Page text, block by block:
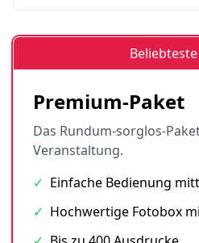
Premium-Paket
Das Rundum-sorglos-
Veranstaltung.
✓ Einfache Bedienung
✓ Hochwertige Fotobox